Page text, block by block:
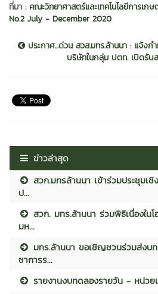
ที่มา : คณะวิทยาศาสตร์และเทคโนโลยีการเก
No.2 July - December 2020
ประกาศ...ด่วน สวส.มทร.ล้านนา : แจ้งก
บริษัทในกลุ่ม ปตท. เปิดรับ
ข่าวล่าสุด
สวก.มทรล้านนา เข้าร่วมประชุมเ
ป...
สวก. มทร.ล้านนา ร่วมพิธีเนื่องใน
มห...
มทร.ล้านนา ขอเชิญชวนร่วมส่งบ
ชาการร...
รายงานงบทดลองรายวัน - หน่วย